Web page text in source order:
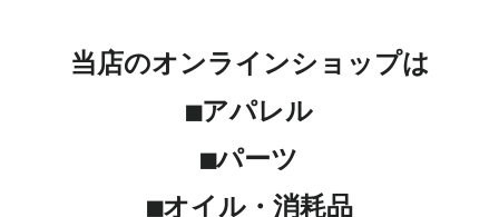
当店のオンラインショップは
■アパレル
■パーツ
■オイル・消耗品